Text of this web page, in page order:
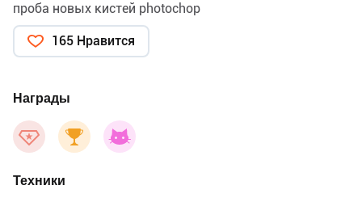
проба новых кистей рhotochop
165 Нравится
Награды
Техники